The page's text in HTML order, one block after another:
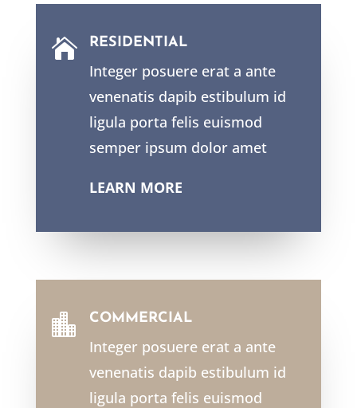
 RESIDENTIAL
Integer posuere erat a ante
venenatis dapib estibulum id
ligula porta felis euismod
semper ipsum dolor amet
LEARN MORE
 COMMERCIAL
Integer posuere erat a ante
venenatis dapib estibulum id
ligula porta felis euismod